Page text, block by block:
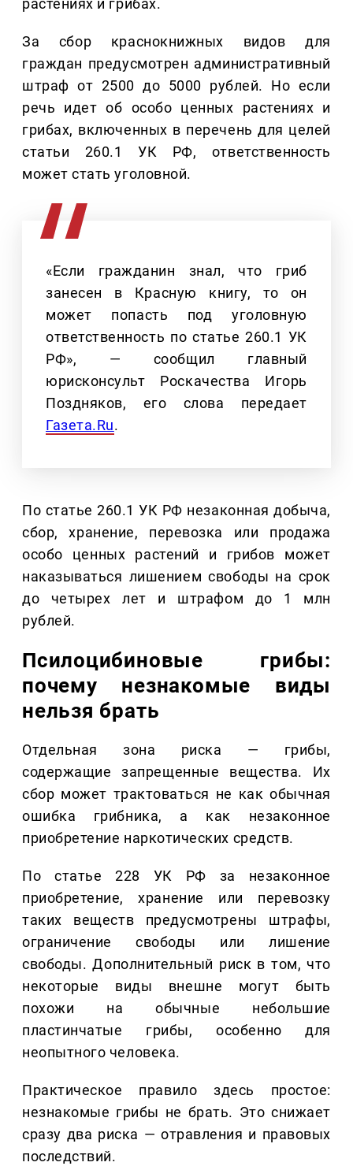
растениях и грибах.
За сбор краснокнижных видов для
граждан предусмотрен административный
штраф от 2500 до 5000 рублей. Но если
речь идет об особо ценных растениях и
грибах, включенных в перечень для целей
статьи 260.1 УК РФ, ответственность
может стать уголовной.
«Если гражданин знал, что гриб
занесен в Красную книгу, то он
может попасть под уголовную
ответственность по статье 260.1 УК
РФ», — сообщил главный
юрисконсульт Роскачества Игорь
Поздняков, его слова передает
Газета.Ru.
По статье 260.1 УК РФ незаконная добыча,
сбор, хранение, перевозка или продажа
особо ценных растений и грибов может
наказываться лишением свободы на срок
до четырех лет и штрафом до 1 млн
рублей.
Псилоцибиновые грибы:
почему незнакомые виды
нельзя брать
Отдельная зона риска — грибы,
содержащие запрещенные вещества. Их
сбор может трактоваться не как обычная
ошибка грибника, а как незаконное
приобретение наркотических средств.
По статье 228 УК РФ за незаконное
приобретение, хранение или перевозку
таких веществ предусмотрены штрафы,
ограничение свободы или лишение
свободы. Дополнительный риск в том, что
некоторые виды внешне могут быть
похожи на обычные небольшие
пластинчатые грибы, особенно для
неопытного человека.
Практическое правило здесь простое:
незнакомые грибы не брать. Это снижает
сразу два риска — отравления и правовых
последствий.